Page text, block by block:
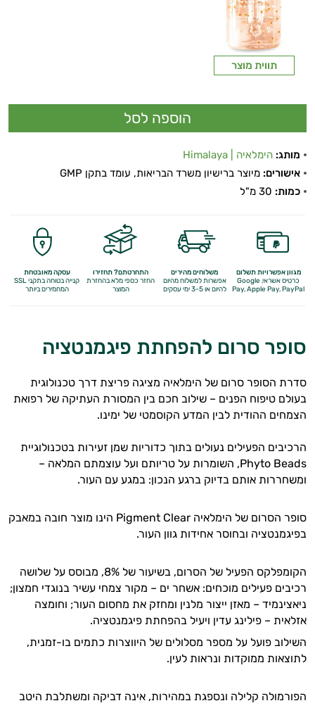
תווית מוצר
מותג: הימלאיה | Himalaya
אישורים: מיוצר ברישיון משרד הבריאות, עומד בתקן GMP
כמות:
מגוון אפשרויות תשלום
כרטיס אשראי, Google
Pay,Apple Pay, PayPal
משלוחים מהירים
אפשרות למשלוח מהיום
להיום או 3-5 ימי עסקים
התחרטתם? תחזירו
החזר כספי מלאבהחזרת
המוצר
עסקה מאובטחת
קנייה בטוחה בתקני SSL
המחמירים ביותר
סופר סרום להפחתת פיגמנטציה
סדרת הסופר סרום של הימלאיה מציגה פריצת דרך טכנולוגית
בעולם טיפוח הפנים – שילוב חכם בין המסורת העתיקה של רפואת
הצמחים ההודית לבין המדע הקוסמטי של ימינו.
הרכיבים הפעילים נעולים בתוך כדוריות שמן זעירות בטכנולוגיית
Phyto Beads, השומרות על טריותם ועל עוצמתם המלאה –
ומשחררות אותם בדיוק ברגע הנכון: במגע עם העור.
סופר הסרום של הימלאיה Pigment Clear הינו מוצר חובה במאבק
בפיגמנטציה ובחוסר אחידות גוון העור.
הקומפלקס הפעיל של הסרום, בשיעור של 8%, מבוסס על שלושה
רכיבים פעילים מוכחים: אשחר ים – מקור צמחי עשיר בנוגדי חמצון;
ניאצינמיד – מאזן ייצור מלנין ומחזק את מחסום העור; וחומצה
אזלאית – פילינג עדין ויעיל בהפחתת פיגמנטציה.
השילוב פועל על מספר מסלולים של היווצרות כתמים בו-זמנית,
לתוצאות ממוקדות ונראות לעין.
הפורמולה קלילה ונספגת במהירות, אינה דביקה ומשתלבת היטב